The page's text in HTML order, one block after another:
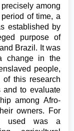
among
of time, a
established by
purpose of
Brazil. It was
change in the
people,
this research
and to evaluate
among Afro-
owners. For
used was a